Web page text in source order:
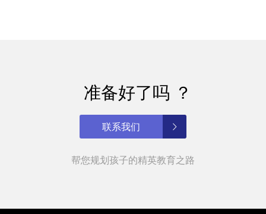
准备好了吗 ？
联系我们
帮您规划孩子的精英教育之路